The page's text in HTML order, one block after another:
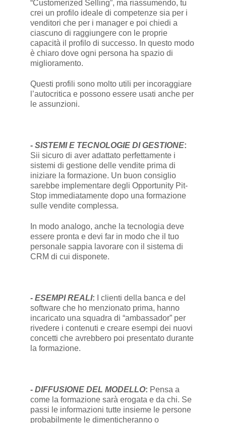
“Customerized Selling”, ma riassumendo, tu
crei un profilo ideale di competenze sia per i
venditori che per i manager e poi chiedi a
ciascuno di raggiungere con le proprie
capacità il profilo di successo. In questo modo
è chiaro dove ogni persona ha spazio di
miglioramento.
Questi profili sono molto utili per incoraggiare
l’autocritica e possono essere usati anche per
le assunzioni.
- SISTEMI E TECNOLOGIE DI GESTIONE:
Sii sicuro di aver adattato perfettamente i
sistemi di gestione delle vendite prima di
iniziare la formazione. Un buon consiglio
sarebbe implementare degli Opportunity Pit-
Stop immediatamente dopo una formazione
sulle vendite complessa.
In modo analogo, anche la tecnologia deve
essere pronta e devi far in modo che il tuo
personale sappia lavorare con il sistema di
CRM di cui disponete.
- ESEMPI REALI:
I clienti della banca e del
software che ho menzionato prima, hanno
incaricato una squadra di “ambassador” per
rivedere i contenuti e creare esempi dei nuovi
concetti che avrebbero poi presentato durante
la formazione.
- DIFFUSIONE DEL MODELLO: Pensa a
come la formazione sarà erogata e da chi. Se
passi le informazioni tutte insieme le persone
probabilmente le dimenticheranno o